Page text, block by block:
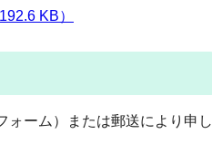
KB）
ォーム）または郵送により申し